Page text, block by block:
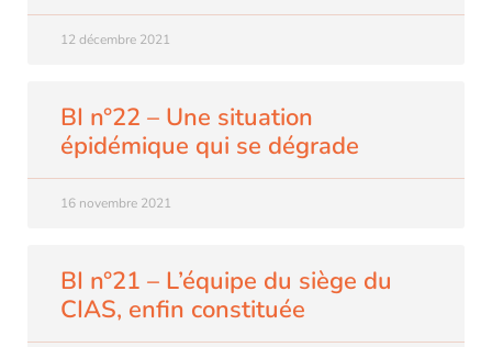
12 décembre 2021
BI n°22 – Une situation
épidémique qui se dégrade
16 novembre 2021
BI n°21 – L’équipe du siège du
CIAS, enfin constituée